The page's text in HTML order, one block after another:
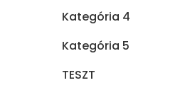
Kategória 4
Kategória 5
TESZT